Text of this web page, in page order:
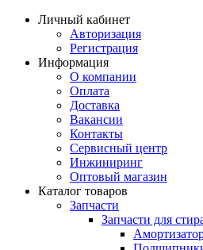
Личный кабинет
Авторизация
Регистрация
Информация
О компании
Оплата
Доставка
Вакансии
Контакты
Сервисный центр
Инжиниринг
Оптовый магазин
Каталог товаров
Запчасти
Запчасти для